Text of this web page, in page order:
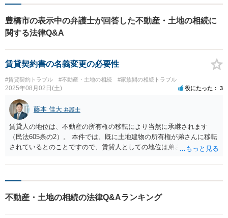
豊橋市の表示中の弁護士が回答した不動産・土地の相続に
関する法律Q&A
賃貸契約書の名義変更の必要性
#賃貸契約トラブル #不動産・土地の相続 #家族間の相続トラブル
2025年08月02日(土) 役にたった 3
藤本 佳大 弁護士
賃貸人の地位は、不動産の所有権の移転により当然に承継されます
（民法605条の2）。 本件では、既に土地建物の所有権が弟さんに移転
されているとのことですので、賃貸人としての地位は弟さんに承継さ
く、元々の賃貸借契約の内容がそのまま弟さんに引き継がれている状
あり得るところです。 その場合、借主からの求めがあった時に、不動
不動産・土地の相続の法律Q&Aランキング